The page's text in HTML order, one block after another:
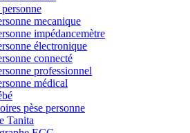
mecanique
impédancemètre
électronique
connecté
professionnel
médical
pèse personne
Tanita